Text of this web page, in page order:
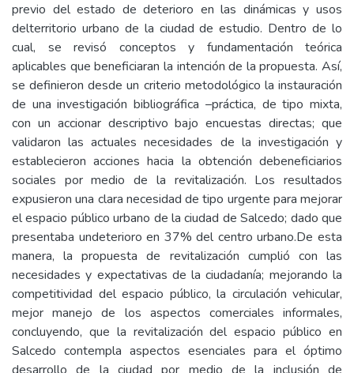
previo del estado de deterioro en las dinámicas y usos
delterritorio urbano de la ciudad de estudio. Dentro de lo
cual, se revisó conceptos y fundamentación teórica
aplicables que beneficiaran la intención de la propuesta. Así,
se definieron desde un criterio metodológico la instauración
de una investigación bibliográfica –práctica, de tipo mixta,
con un accionar descriptivo bajo encuestas directas; que
validaron las actuales necesidades de la investigación y
establecieron acciones hacia la obtención debeneficiarios
sociales por medio de la revitalización. Los resultados
expusieron una clara necesidad de tipo urgente para mejorar
el espacio público urbano de la ciudad de Salcedo; dado que
presentaba undeterioro en 37% del centro urbano.De esta
manera, la propuesta de revitalización cumplió con las
necesidades y expectativas de la ciudadanía; mejorando la
competitividad del espacio público, la circulación vehicular,
mejor manejo de los aspectos comerciales informales,
concluyendo, que la revitalización del espacio público en
Salcedo contempla aspectos esenciales para el óptimo